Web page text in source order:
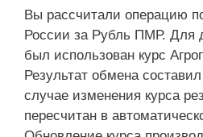
Вы рассчитали операцию
России за Рубль ПМР. Для
был использован курс
Результат обмена
случае изменения курса
пересчитан в